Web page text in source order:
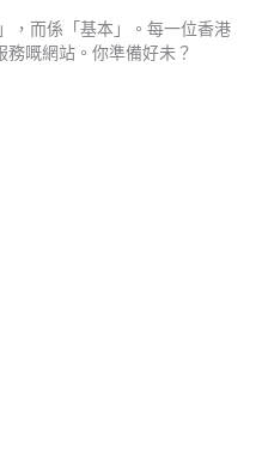
，而係「基本」。每一位香港
嘅網站。你準備好未？